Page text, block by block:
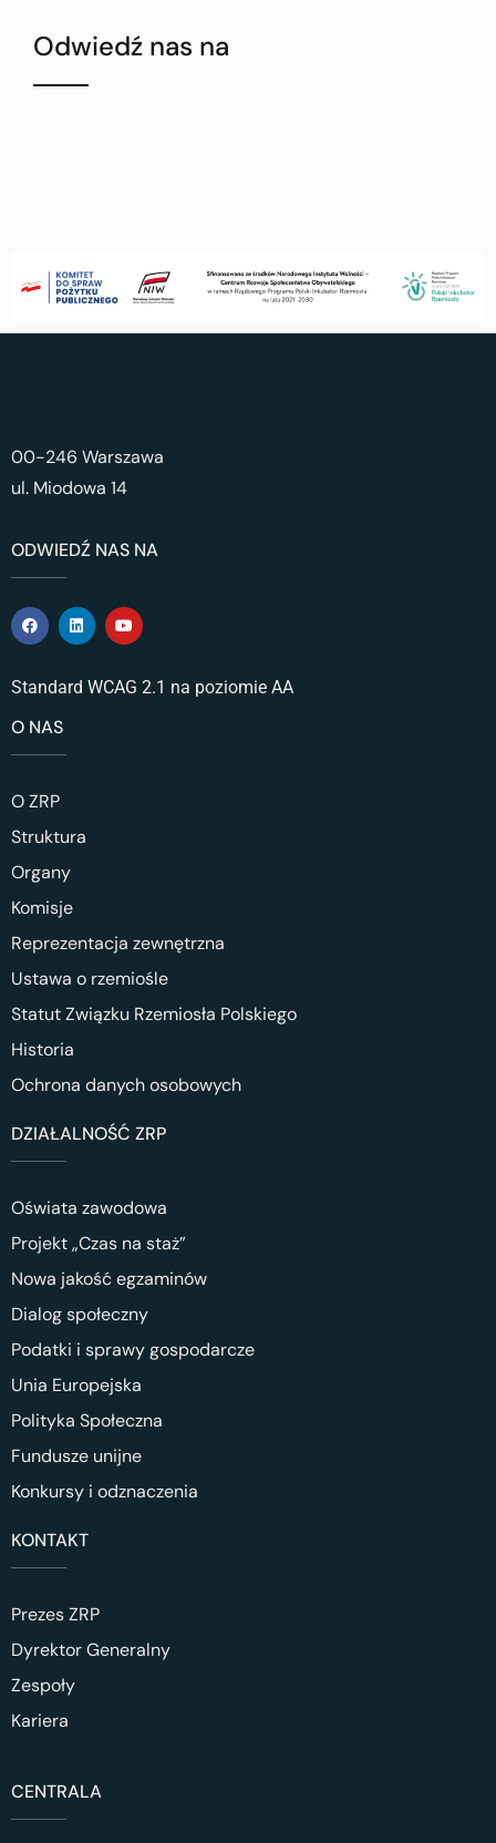
Odwiedź nas na
00-246 Warszawa
ul. Miodowa 14
ODWIEDŹ NAS NA
Standard WCAG 2.1 na poziomie AA
O NAS
O ZRP
Struktura
Organy
Komisje
Reprezentacja zewnętrzna
Ustawa o rzemiośle
Statut Związku Rzemiosła Polskiego
Historia
Ochrona danych osobowych
DZIAŁALNOŚĆ ZRP
Oświata zawodowa
Projekt „Czas na staż”
Nowa jakość egzaminów
Dialog społeczny
Podatki i sprawy gospodarcze
Unia Europejska
Polityka Społeczna
Fundusze unijne
Konkursy i odznaczenia
KONTAKT
Prezes ZRP
Dyrektor Generalny
Zespoły
Kariera
CENTRALA